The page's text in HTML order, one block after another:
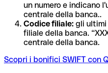
un numero e indicano
centrale della banca..
Codice filiale: gli
filiale della banca.
centrale della banca.
Scopri i bonifici SWIFT con